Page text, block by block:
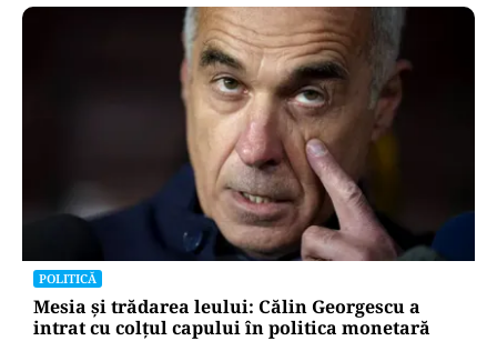
POLITICĂ
Mesia și trădarea leului: Călin Georgescu a
intrat cu colțul capului în politica monetară